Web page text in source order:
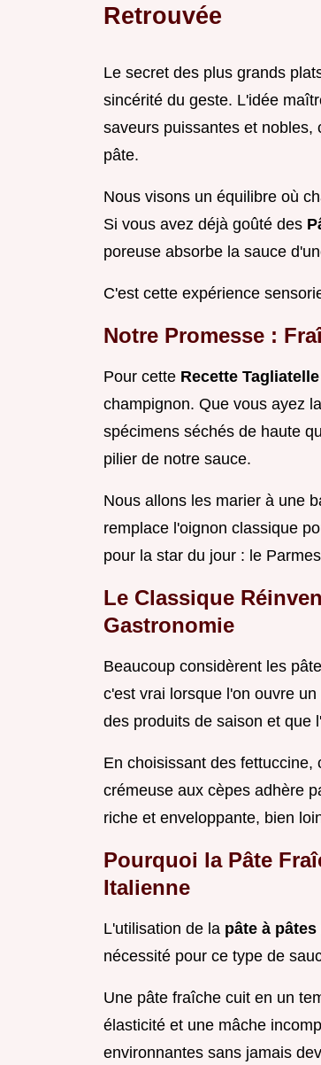
Retrouvée
Le secret des plus grands
sincérité du geste. L'idée
saveurs puissantes et nobles,
pâte.
Nous visons un équilibre où
Si vous avez déjà goûté des
poreuse absorbe la sauce
C'est cette expérience
Notre Promesse :
Pour cette Recette
champignon. Que vous ayez
spécimens séchés de haute
pilier de notre sauce.
Nous allons les marier à une
remplace l'oignon classique
pour la star du jour : le
Le Classique
Gastronomie
Beaucoup considèrent les
c'est vrai lorsque l'on ouvre
des produits de saison et que
En choisissant des
crémeuse aux cèpes adhère
riche et enveloppante, bien
Pourquoi la Pâte
Italienne
L'utilisation de la pâte à
nécessité pour ce type de
Une pâte fraîche cuit en un
élasticité et une mâche
environnantes sans jamais